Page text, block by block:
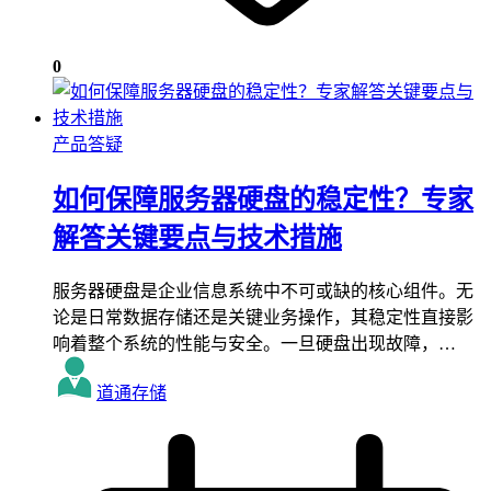
0
产品答疑
如何保障服务器硬盘的稳定性？专家
解答关键要点与技术措施
服务器硬盘是企业信息系统中不可或缺的核心组件。无
论是日常数据存储还是关键业务操作，其稳定性直接影
响着整个系统的性能与安全。一旦硬盘出现故障，…
道通存储